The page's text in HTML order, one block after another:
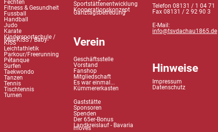
Fechten
Fitness & Gesundheit
Fussball
Handball
Judo
Karate
Kindersportschule /
Mini-KiSS / Baby-
KiSS
Leichtathletik
Parkour/Freerunning
Pétanque
Surfen
Taekwondo
Tanzen
Tennis
Tischtennis
Turnen
Sportstättenentwicklung
Kooperationskonzept
Ganztagsbetreuung
Verein
Geschäftsstelle
Vorstand
Fanshop
Mitgliedschaft
Es war einmal...
Kümmererkasten
Gaststätte
Sponsoren
Spenden
Der 65er-Bonus
Landkreislauf - Bavaria
moves
Telefon 08131 / 1 04 71
Fax 08131 / 2 92 90 3
E-Mail:
info@tsvdachau1865.de
Hinweise
Impressum
Datenschutz